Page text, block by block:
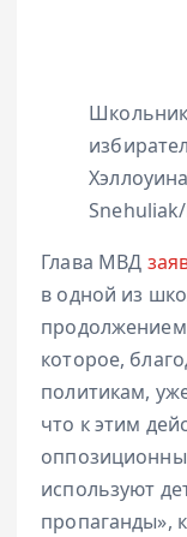
Глава МВД
в одной из
которое,
политикам,
что к этим
используют
пропаганды»,